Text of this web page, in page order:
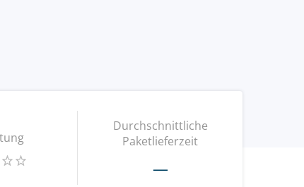
Durchschnittliche
Paketlieferzeit
—